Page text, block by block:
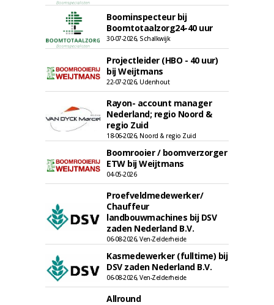
Boominspecteur bij
Boomtotaalzorg24-40 uur
30-07-2026, Schalkwijk
Projectleider (HBO - 40 uur)
bij Weijtmans
22-07-2026, Udenhout
Rayon- account manager
Nederland; regio Noord &
regio Zuid
18-06-2026, Noord & regio Zuid
Boomrooier / boomverzorger
ETW bij Weijtmans
04-05-2026
Proefveldmedewerker/
Chauffeur
landbouwmachines bij DSV
zaden Nederland B.V.
06-08-2026, Ven-Zelderheide
Kasmedewerker (fulltime) bij
DSV zaden Nederland B.V.
06-08-2026, Ven-Zelderheide
Allround